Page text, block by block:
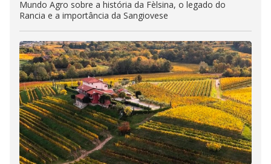
Mundo Agro sobre a história da Fèlsina, o legado do
Rancia e a importância da Sangiovese